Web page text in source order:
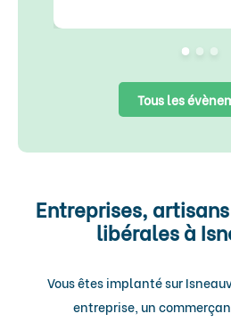
Tous les
Entreprises,
libérales à
Vous êtes implanté sur
entreprise, un